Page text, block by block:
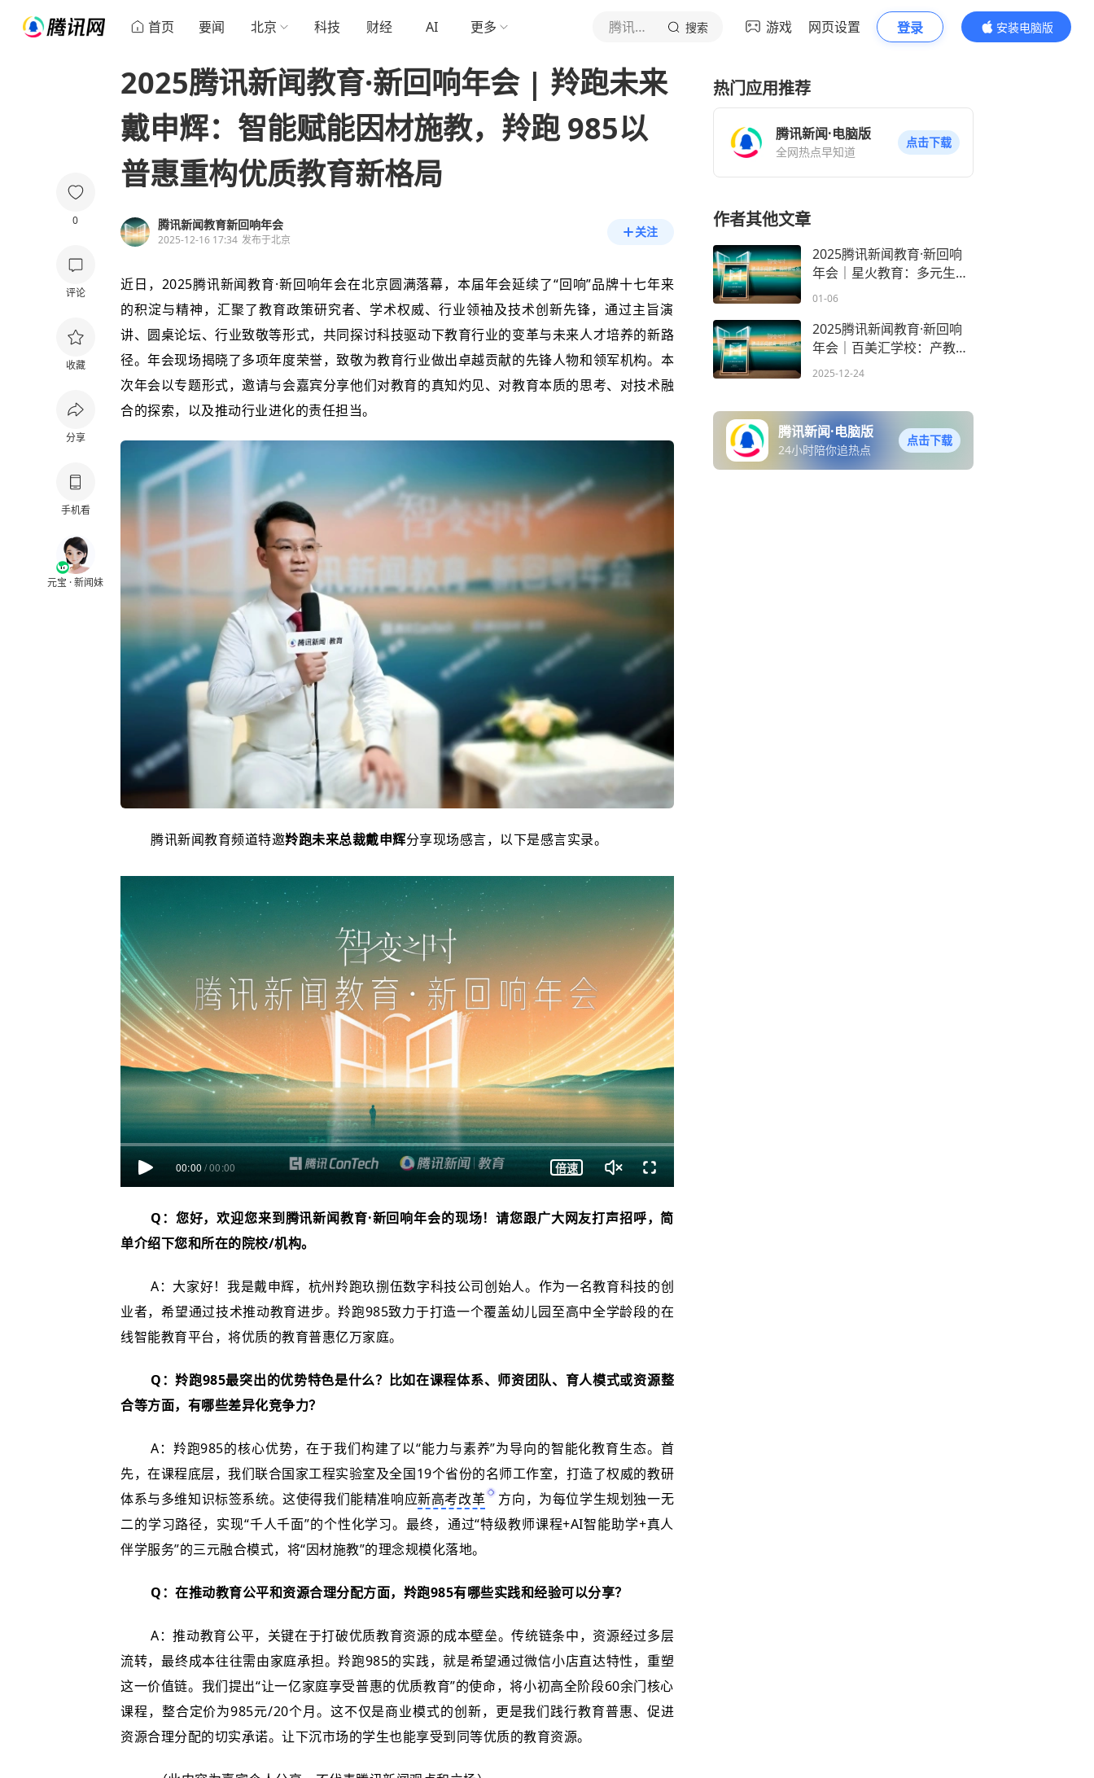
首页 要闻 北京 科技 财经 AI 更多 腾讯新闻教育新回响年会 搜索 游戏 网页设置 登录
安装电脑版
内容更精彩
0
评论
收藏
分享
手机看
元宝 · 新闻妹
2025腾讯新闻教育·新回响年会 | 羚跑未来
戴申辉：智能赋能因材施教，羚跑 985以
普惠重构优质教育新格局
腾讯新闻教育新回响年会
2025-12-16 17:34 发布于北京
关注
近日，2025腾讯新闻教育·新回响年会在北京圆满落幕，本届年会延续了“回响”品牌十七年来
的积淀与精神，汇聚了教育政策研究者、学术权威、行业领袖及技术创新先锋，通过主旨演
讲、圆桌论坛、行业致敬等形式，共同探讨科技驱动下教育行业的变革与未来人才培养的新路
径。年会现场揭晓了多项年度荣誉，致敬为教育行业做出卓越贡献的先锋人物和领军机构。本
次年会以专题形式，邀请与会嘉宾分享他们对教育的真知灼见、对教育本质的思考、对技术融
合的探索，以及推动行业进化的责任担当。
腾讯新闻教育频道特邀羚跑未来总裁戴申辉分享现场感言，以下是感言实录。
00:00 /00:00 720P 倍速
Q：您好，欢迎您来到腾讯新闻教育·新回响年会的现场！请您跟广大网友打声招呼，简
单介绍下您和所在的院校/机构。
A：大家好！我是戴申辉，杭州羚跑玖捌伍数字科技公司创始人。作为一名教育科技的创
业者，希望通过技术推动教育进步。羚跑985致力于打造一个覆盖幼儿园至高中全学龄段的在
线智能教育平台，将优质的教育普惠亿万家庭。
Q：羚跑985最突出的优势特色是什么？比如在课程体系、师资团队、育人模式或资源整
合等方面，有哪些差异化竞争力？
A：羚跑985的核心优势，在于我们构建了以“能力与素养”为导向的智能化教育生态。首
先，在课程底层，我们联合国家工程实验室及全国19个省份的名师工作室，打造了权威的教研
体系与多维知识标签系统。这使得我们能精准响应新高考改革
方向，为每位学生规划独一无
二的学习路径，实现“千人千面”的个性化学习。最终，通过“特级教师课程+AI智能助学+真人
伴学服务”的三元融合模式，将“因材施教”的理念规模化落地。
Q：在推动教育公平和资源合理分配方面，羚跑985有哪些实践和经验可以分享？
A：推动教育公平，关键在于打破优质教育资源的成本壁垒。传统链条中，资源经过多层
流转，最终成本往往需由家庭承担。羚跑985的实践，就是希望通过微信小店直达特性，重塑
这一价值链。我们提出“让一亿家庭享受普惠的优质教育”的使命，将小初高全阶段60余门核心
课程，整合定价为985元/20个月。这不仅是商业模式的创新，更是我们践行教育普惠、促进
资源合理分配的切实承诺。让下沉市场的学生也能享受到同等优质的教育资源。
热门应用推荐
腾讯新闻·电脑版
全网热点早知道
点击下载
作者其他文章
2025腾讯新闻教育·新回响
年会｜星火教育：多元生态
联动技术赋能，6-18 岁因材
01-06
2025腾讯新闻教育·新回响
年会｜百美汇学校：产教融
合深耕美业 实操赋能技能成
2025-12-24
腾讯新闻·电脑版
24小时陪你追热点
点击下载